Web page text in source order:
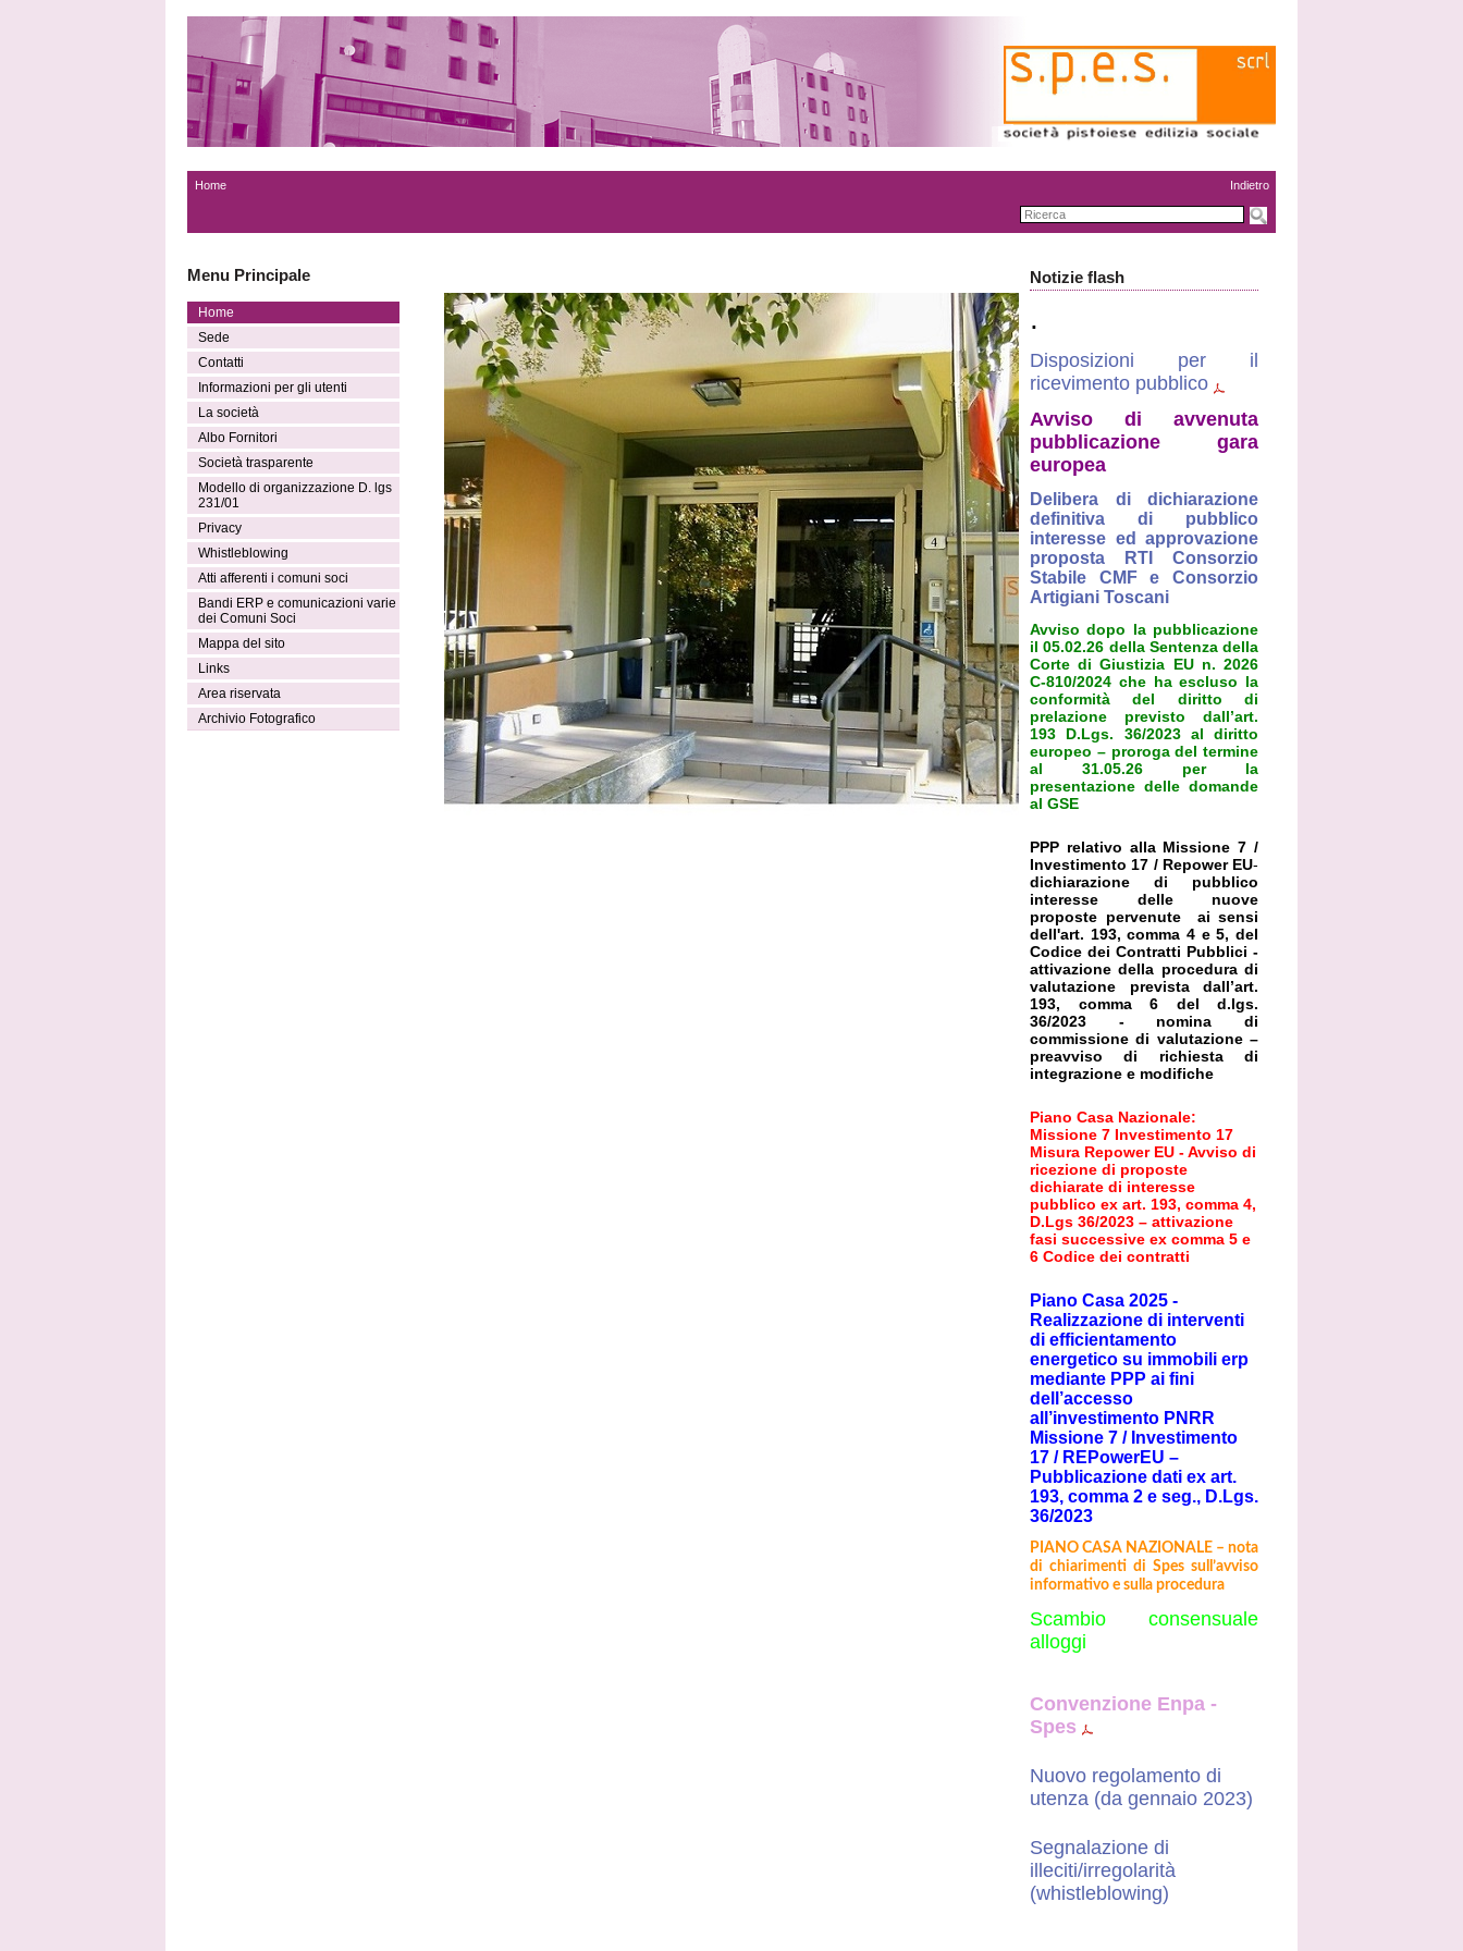
Home Indietro
Menu Principale
Home
Sede
Contatti
Informazioni per gli utenti
La società
Albo Fornitori
Società trasparente
Modello di organizzazione D. lgs
231/01
Privacy
Whistleblowing
Atti afferenti i comuni soci
Bandi ERP e comunicazioni varie
dei Comuni Soci
Mappa del sito
Links
Area riservata
Archivio Fotografico
Notizie flash
.
Disposizioni per il
ricevimento pubblico
Avviso di avvenuta
pubblicazione gara
europea
Delibera di dichiarazione
definitiva di pubblico
interesse ed approvazione
proposta RTI Consorzio
Stabile CMF e Consorzio
Artigiani Toscani
Avviso dopo la pubblicazione
il 05.02.26 della Sentenza della
Corte di Giustizia EU n. 2026
C-810/2024 che ha escluso la
conformità del diritto di
prelazione previsto dall’art.
193 D.Lgs. 36/2023 al diritto
europeo – proroga del termine
al 31.05.26 per la
presentazione delle domande
al GSE
PPP relativo alla Missione 7 /
Investimento 17 / Repower EU-
dichiarazione di pubblico
interesse delle nuove
proposte pervenute ai sensi
dell'art. 193, comma 4 e 5, del
Codice dei Contratti Pubblici -
attivazione della procedura di
valutazione prevista dall’art.
193, comma 6 del d.lgs.
36/2023 - nomina di
commissione di valutazione –
preavviso di richiesta di
integrazione e modifiche
Piano Casa Nazionale:
Missione 7 Investimento 17
Misura Repower EU - Avviso di
ricezione di proposte
dichiarate di interesse
pubblico ex art. 193, comma 4,
D.Lgs 36/2023 – attivazione
fasi successive ex comma 5 e
6 Codice dei contratti
Piano Casa 2025 -
Realizzazione di interventi
di efficientamento
energetico su immobili erp
mediante PPP ai fini
dell’accesso
all’investimento PNRR
Missione 7 / Investimento
17 / REPowerEU –
Pubblicazione dati ex art.
193, comma 2 e seg., D.Lgs.
36/2023
PIANO CASA NAZIONALE – nota
di chiarimenti di Spes sull’avviso
informativo e sulla procedura
Scambio consensuale
alloggi
Convenzione Enpa -
Spes
Nuovo regolamento di
utenza (da gennaio 2023)
Segnalazione di
illeciti/irregolarità
(whistleblowing)